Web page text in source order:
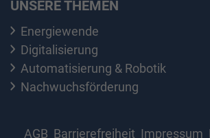
UNSERE THEMEN
Energiewende
Digitalisierung
Automatisierung & Robotik
Nachwuchsförderung
AGB Barrierefreiheit Impressum